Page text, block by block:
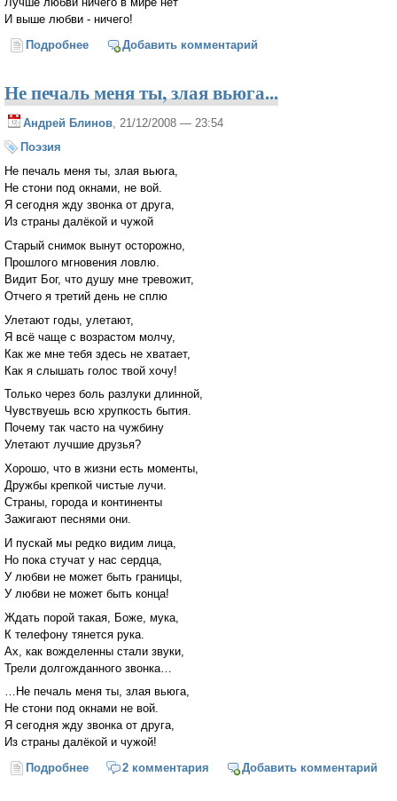
И выше любви - ничего!
Подробнее о ИтогДобавить комментарий
Не печаль меня ты, злая вьюга...
Андрей Блинов, 21/12/2008 — 23:54
Поэзия
Не печаль меня ты, злая вьюга,
Не стони под окнами, не вой.
Я сегодня жду звонка от друга,
Из страны далёкой и чужой
Старый снимок вынут осторожно,
Прошлого мгновения ловлю.
Видит Бог, что душу мне тревожит,
Отчего я третий день не сплю
Улетают годы, улетают,
Я всё чаще с возрастом молчу,
Как же мне тебя здесь не хватает,
Как я слышать голос твой хочу!
Только через боль разлуки длинной,
Чувствуешь всю хрупкость бытия.
Почему так часто на чужбину
Улетают лучшие друзья?
Хорошо, что в жизни есть моменты,
Дружбы крепкой чистые лучи.
Страны, города и континенты
Зажигают песнями они.
И пускай мы редко видим лица,
Но пока стучат у нас сердца,
У любви не может быть границы,
У любви не может быть конца!
Ждать порой такая, Боже, мука,
К телефону тянется рука.
Ах, как вожделенны стали звуки,
Трели долгожданного звонка…
…Не печаль меня ты, злая вьюга,
Не стони под окнами не вой.
Я сегодня жду звонка от друга,
Из страны далёкой и чужой!
Подробнее о Не печаль меня ты, злая вьюга...
2 комментария Добавить комментарий